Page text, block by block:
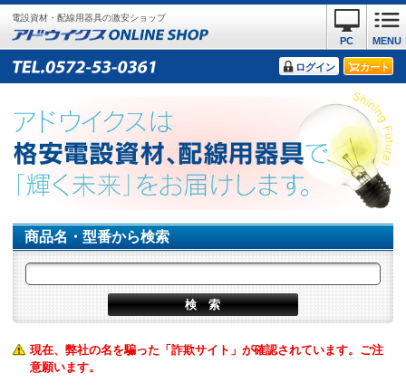
電設資材・配線用器具の激安ショップ
MENU
PC
ログイン カート
商品名・型番から検索
現在、弊社の名を騙った「詐欺サイト」が確認されています。ご注
意願います。